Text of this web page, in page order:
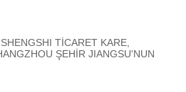
TİCARET KARE,
ŞEHİR JIANGSU'NUN